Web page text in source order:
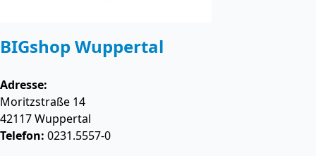
BIGshop Wuppertal
Adresse:
Moritzstraße 14
42117Wuppertal
Telefon: 0231.5557-0